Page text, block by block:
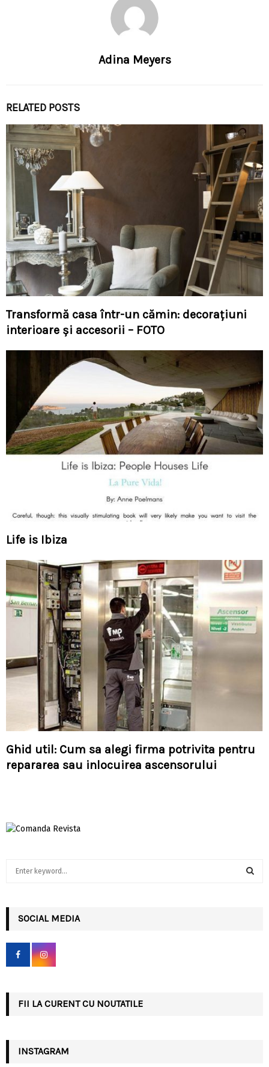
Adina Meyers
RELATED POSTS
Transformă casa într-un cămin: decorațiuni
interioare și accesorii – FOTO
Life is Ibiza
Ghid util: Cum sa alegi firma potrivita pentru
repararea sau inlocuirea ascensorului
h
f
r
SOCIAL MEDIA
FII LA CURENT CU NOUTATILE
INSTAGRAM